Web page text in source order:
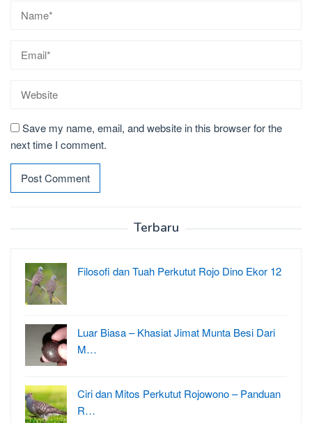
Save my name, email, and website in this browser for the
next time I comment.
Terbaru
Filosofi dan Tuah Perkutut Rojo Dino Ekor 12
Luar Biasa – Khasiat Jimat Munta Besi Dari
M…
Ciri dan Mitos Perkutut Rojowono – Panduan
R…